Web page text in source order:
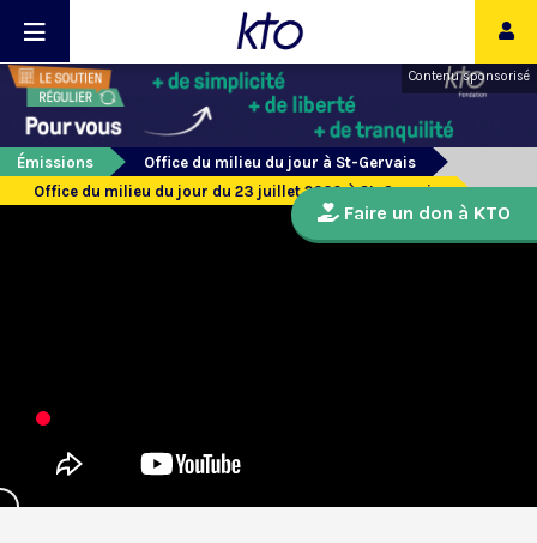
Contenu sponsorisé
Émissions
Office du milieu du jour à St-Gervais
Office du milieu du jour du 23 juillet 2020 à St-Gervais
Faire un don à KTO